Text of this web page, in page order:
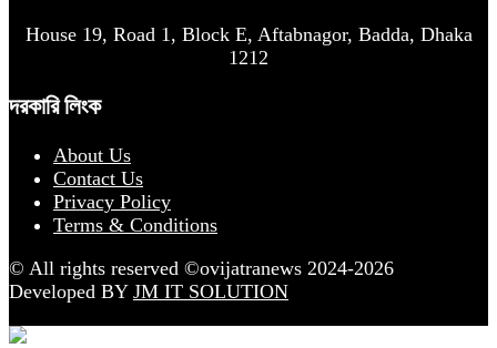
House 19, Road 1, Block E, Aftabnagor, Badda, Dhaka
1212
দরকারি লিংক
About Us
Contact Us
Privacy Policy
Terms & Conditions
© All rights reserved ©ovijatranews 2024-2026
Developed BY JM IT SOLUTION